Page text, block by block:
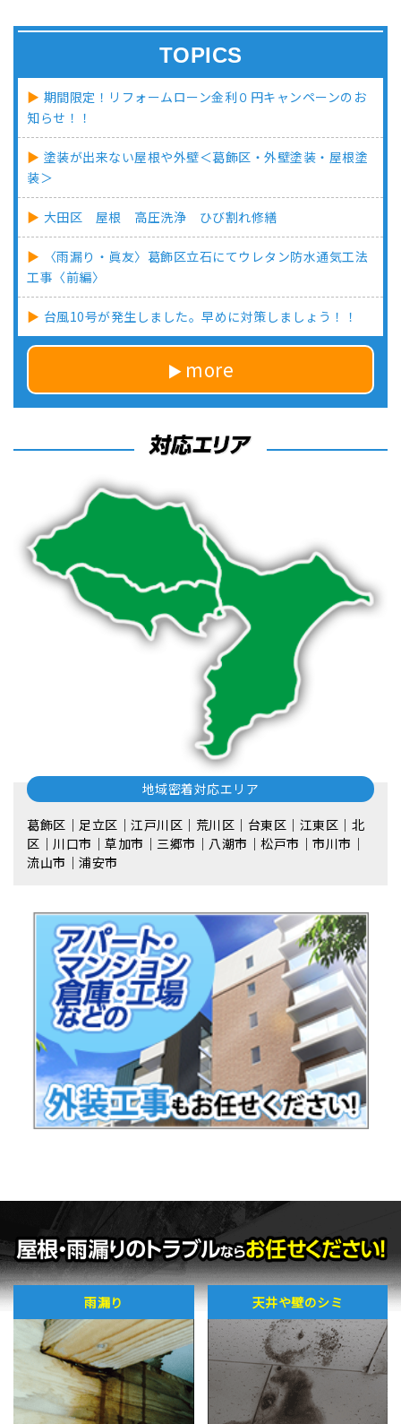
TOPICS
期間限定！リフォームローン金利０円キャンペーンのお
知らせ！！
塗装が出来ない屋根や外壁＜葛飾区・外壁塗装・屋根塗
装＞
大田区 屋根 高圧洗浄 ひび割れ修繕
〈雨漏り・眞友〉葛飾区立石にてウレタン防水通気工法
工事〈前編〉
台風10号が発生しました。早めに対策しましょう！！
more
地域密着対応エリア
葛飾区｜足立区｜江戸川区｜荒川区｜台東区｜江東区｜北
区｜川口市｜草加市｜三郷市｜八潮市｜松⼾市｜市川市｜
流⼭市｜浦安市
雨漏り 天井や壁のシミ